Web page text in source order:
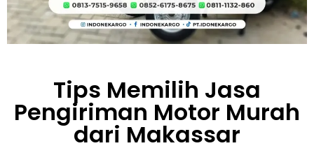
Tips Memilih Jasa
Pengiriman Motor Murah
dari Makassar